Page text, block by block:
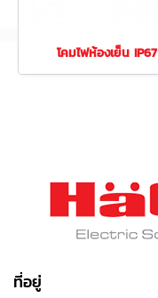
โคมไฟห้องเย็น IP67
ที่อยู่